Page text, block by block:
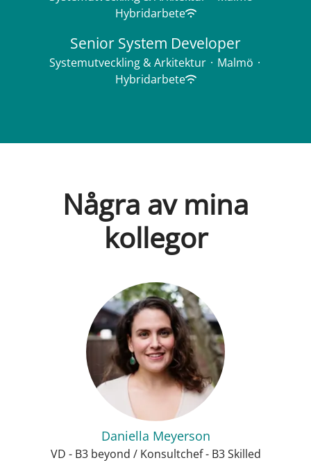
Hybridarbete
Senior System Developer
Systemutveckling & Arkitektur · Malmö ·
Hybridarbete
Några av mina
kollegor
Daniella Meyerson
VD - B3 beyond / Konsultchef - B3 Skilled